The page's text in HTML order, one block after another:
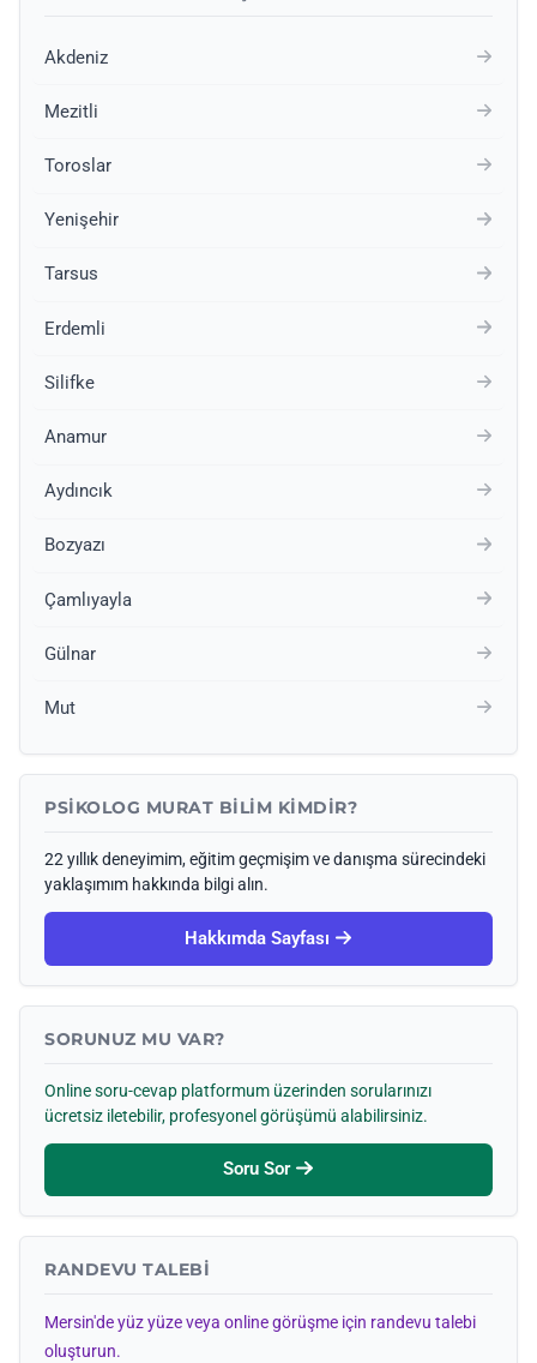
Akdeniz
Mezitli
Toroslar
Yenişehir
Tarsus
Erdemli
Silifke
Anamur
Aydıncık
Bozyazı
Çamlıyayla
Gülnar
Mut
PSIKOLOG MURAT BILIM KIMDIR?
22 yıllık deneyimim, eğitim geçmişim ve danışma sürecindeki
yaklaşımım hakkında bilgi alın.
Hakkımda Sayfası
SORUNUZ MU VAR?
Online soru-cevap platformum üzerinden sorularınızı
ücretsiz iletebilir, profesyonel görüşümü alabilirsiniz.
Soru Sor
RANDEVU TALEBI
Mersin'de yüz yüze veya online görüşme için randevu talebi
oluşturun.